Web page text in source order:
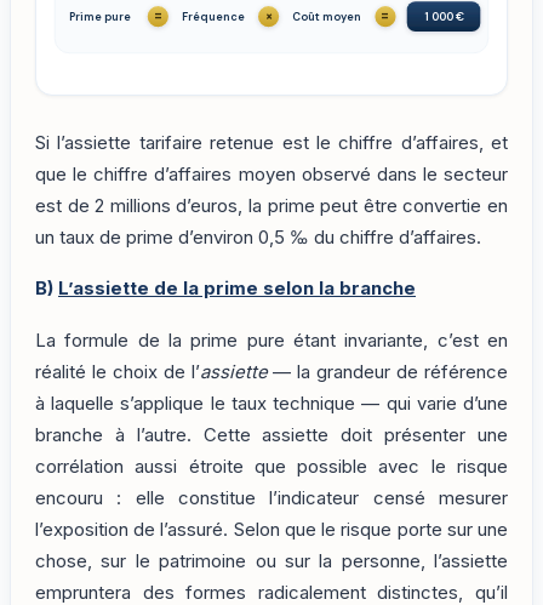
Prime pure = Fréquence × Coût moyen = 1 000 €
Si l’assiette tarifaire retenue est le chiffre d’affaires, et
que le chiffre d’affaires moyen observé dans le secteur
est de 2 millions d’euros, la prime peut être convertie en
un taux de prime d’environ 0,5 ‰ du chiffre d’affaires.
B) L’assiette de la prime selon la branche
La formule de la prime pure étant invariante, c’est en
réalité le choix de l’assiette— la grandeur de référence
à laquelle s’applique le taux technique — qui varie d’une
branche à l’autre. Cette assiette doit présenter une
corrélation aussi étroite que possible avec le risque
encouru : elle constitue l’indicateur censé mesurer
l’exposition de l’assuré. Selon que le risque porte sur une
chose, sur le patrimoine ou sur la personne, l’assiette
empruntera des formes radicalement distinctes, qu’il